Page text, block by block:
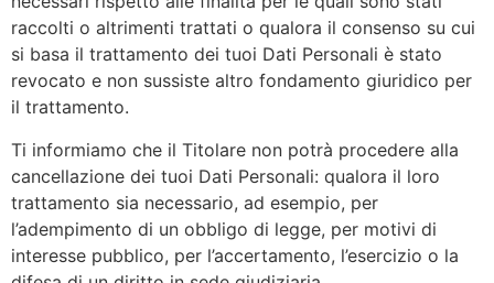
raccolti o altrimenti trattati o qualora il consenso su cui
si basa il trattamento dei tuoi Dati Personali è stato
revocato e non sussiste altro fondamento giuridico per
il trattamento.
Ti informiamo che il Titolare non potrà procedere alla
cancellazione dei tuoi Dati Personali: qualora il loro
trattamento sia necessario, ad esempio, per
l’adempimento di un obbligo di legge, per motivi di
interesse pubblico, per l’accertamento, l’esercizio o la